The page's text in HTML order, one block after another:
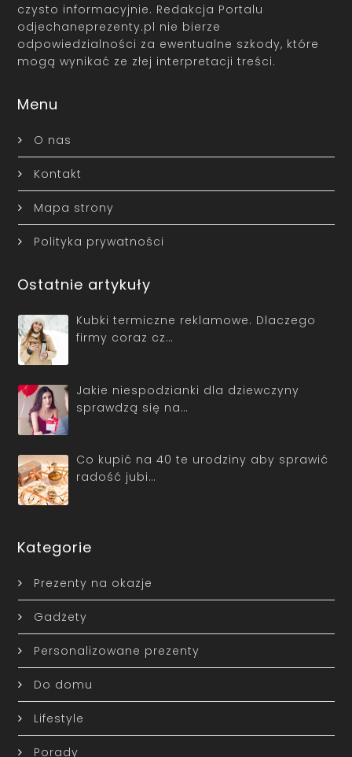
czysto informacyjnie. Redakcja Portalu
odjechaneprezenty.pl nie bierze
odpowiedzialności za ewentualne szkody, które
mogą wynikać ze złej interpretacji treści.
Menu
O nas
Kontakt
Mapa strony
Polityka prywatności
Ostatnie artykuły
Kubki termiczne reklamowe. Dlaczego
firmy coraz cz…
Jakie niespodzianki dla dziewczyny
sprawdzą się na…
Co kupić na 40 te urodziny aby sprawić
radość jubi…
Kategorie
Prezenty na okazje
Gadżety
Personalizowane prezenty
Do domu
Lifestyle
Porady